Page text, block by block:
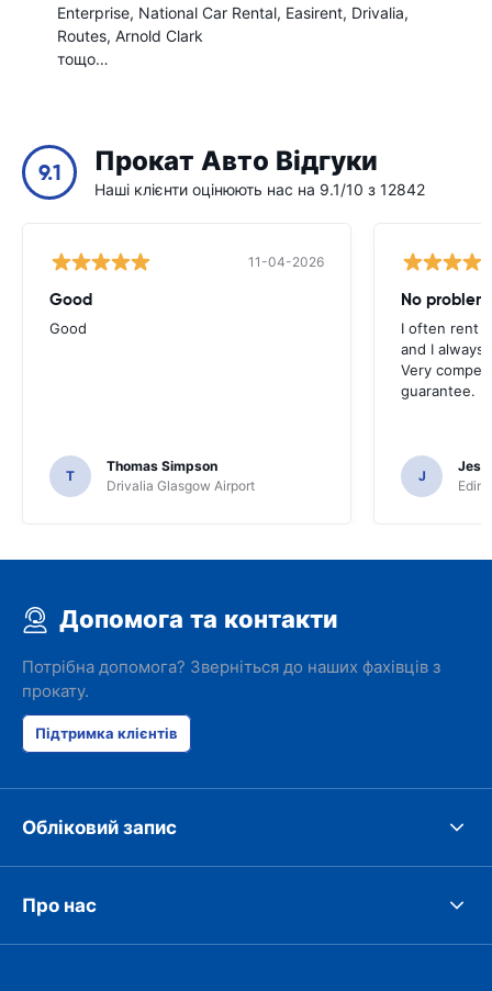
Enterprise National Car Rental Easirent Drivalia
Routes Arnold Clark
тощо…
9.1 Прокат Авто Відгуки
Наші клієнти оцінюють нас на 9.1/10 з 12842
11-04-2026
Good
Good
T
Thomas Simpson
Drivalia Glasgow Airport
No problem
I often rent
and I always
Very
guarantee.
J
Допомога та контакти
Потрібна допомога? Зверніться до наших фахівців з
прокату.
Підтримка клієнтів
Обліковий запис
Про нас